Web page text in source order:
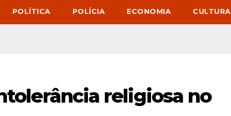
POLÍTICA POLÍCIA ECONOMIA CULTURA
religiosa no